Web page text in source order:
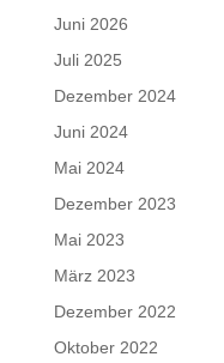
Juni 2026
Juli 2025
Dezember 2024
Juni 2024
Mai 2024
Dezember 2023
Mai 2023
März 2023
Dezember 2022
Oktober 2022